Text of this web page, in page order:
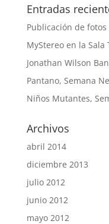
Entradas
Publicación de
MyStereo en la Sala
Jonathan Wilson
Pantano, Semana
Niños Mutantes,
Archivos
abril 2014
diciembre 2013
julio 2012
junio 2012
mayo 2012